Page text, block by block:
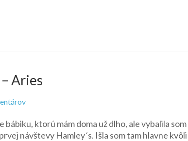
Aries
na
Lavender
Luxe™
ktorú mám doma už dlho, ale vybalila som
návštevy Hamley´s. Išla som tam hlavne kvôli